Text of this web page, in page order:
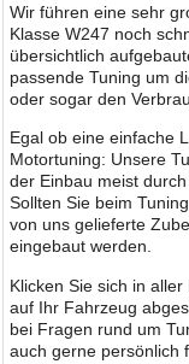
Wir führen eine sehr
Klasse W247 noch
übersichtlich
passende Tuning um
oder sogar den
Egal ob eine einfache
Motortuning: Unsere
der Einbau meist
Sollten Sie beim
von uns gelieferte
eingebaut werden.
Klicken Sie sich in
auf Ihr Fahrzeug
bei Fragen rund um
auch gerne persönlich